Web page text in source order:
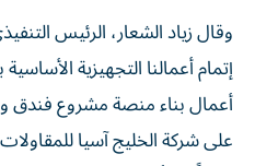
وقال زياد الشعار، الرئيس
إتمام أعمالنا التجهيزية
أعمال بناء منصة مشروع فندق
على شركة الخليج آسيا